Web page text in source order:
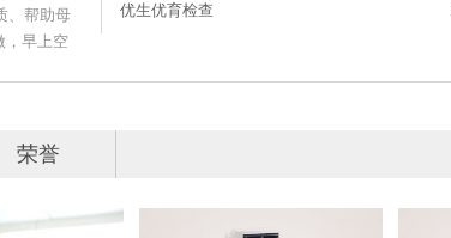
、帮助母
，早上空
优生优育检查
荣誉